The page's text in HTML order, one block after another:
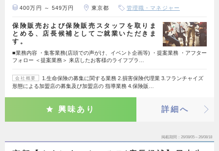
400万円 ～ 549万円 東京都 管理職・マネジャー
保険販売および保険販売スタッフを取りま
とめる、店長候補としてご就業いただきま
す。
■業務内容 ・集客業務(店頭での声がけ、イベント企画等) ・提案業務 ・アフター
フォロー ＜提案業務＞ 来店したお客様のライフプラ…
会社概要
1.生命保険の募集に関する業務 2.損害保険代理業 3.フランチャイズ
形態による加盟店の募集及び加盟店の 指導業務 4.保険販…
興味あり 詳細へ
掲載期間 26/08/05～26/08/18